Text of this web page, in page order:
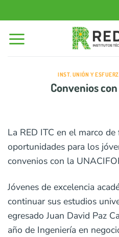
al
contenido
INST. UNIÓN Y
Convenios con
La RED ITC en el marco
oportunidades para los
convenios con la
Jóvenes de excelencia
continuar sus estudios
egresado Juan David Paz
año de Ingeniería en